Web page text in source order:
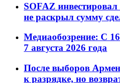
SOFAZ
не раскрыл сумму
Медиаобозрение: С
7 августа 2026 года
После выборов
к разрядке, но